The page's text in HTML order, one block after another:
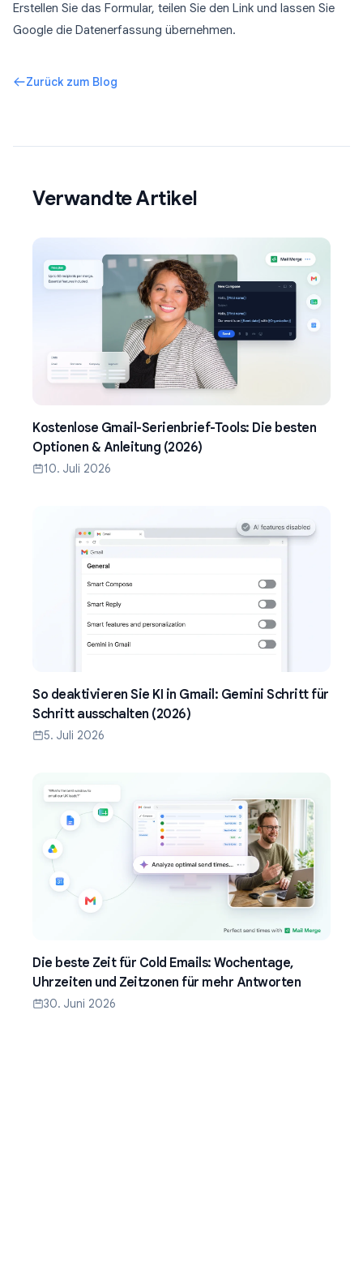
Erstellen Sie das Formular, teilen Sie den Link und lassen Sie
Google die Datenerfassung übernehmen.
Zurück zum Blog
Verwandte Artikel
Kostenlose Gmail-Serienbrief-Tools: Die besten
Optionen & Anleitung (2026)
10. Juli 2026
So deaktivieren Sie KI in Gmail: Gemini Schritt für
Schritt ausschalten (2026)
5. Juli 2026
Die beste Zeit für Cold Emails: Wochentage,
Uhrzeiten und Zeitzonen für mehr Antworten
30. Juni 2026